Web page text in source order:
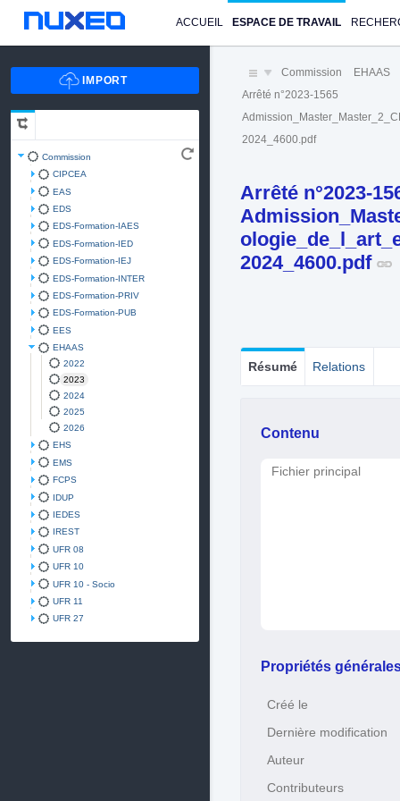
ACCUEIL ESPACE DE TRAVAIL
Commission
CIPCEA
EAS
EDS
EDS-Formation-IAES
EDS-Formation-IED
EDS-Formation-IEJ
EDS-Formation-INTER
EDS-Formation-PRIV
EDS-Formation-PUB
EES
EHAAS
2022
2023
2024
2025
2026
EHS
EMS
FCPS
IDUP
IEDES
IREST
UFR 08
UFR 10
UFR 10 - Socio
UFR 11
UFR 27
Commission EHAAS
Arrêté n°2023-1565
2024_4600.pdf
Arrêté n°2023-
2024_4600.pdf
Résumé Relations
Contenu
Fichier principal
Propriétés
Créé le
Dernière modification
Auteur
Contributeurs